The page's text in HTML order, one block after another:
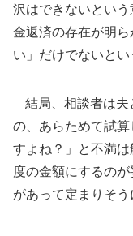
沢はできないとい
金返済の存在が明
い」だけでないとい
結局、相談者は夫
の、あらためて試
すよね？」と不満
度の金額にするの
があって定まりそう